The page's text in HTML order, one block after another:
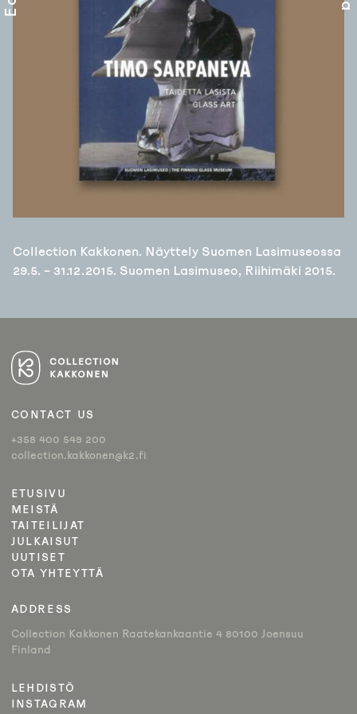
Collection Kakkonen. Näyttely Suomen Lasimuseossa
29.5. – 31.12.2015. Suomen Lasimuseo, Riihimäki 2015.
ARTIKKELIEN
ETUSIVU
MEISTÄ
TAITEILIJAT
JULKAISUT
UUTISET
OTA YHTEYTTÄ
ADDRESS
Collection Kakkonen Raatekankaantie 4 80100 Joensuu
Finland
CONTACT US
+358 400 549 200
collection.kakkonen@k2.fi
LEHDISTÖ
INSTAGRAM